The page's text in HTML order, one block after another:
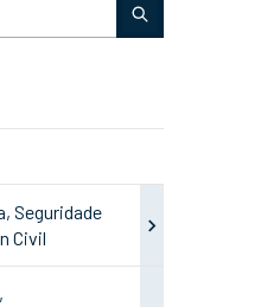
Seguridade
Civil